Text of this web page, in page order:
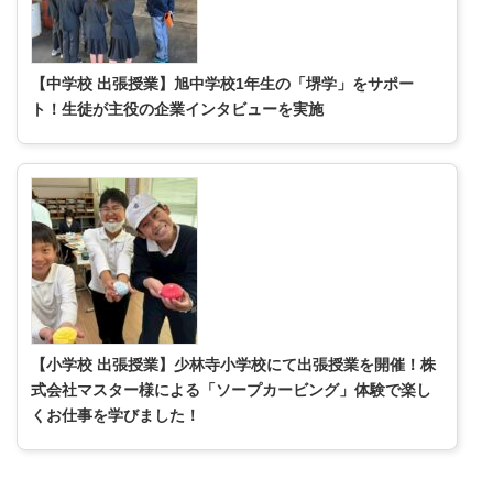
【中学校 出張授業】旭中学校1年生の「堺学」をサポー
ト！生徒が主役の企業インタビューを実施
【小学校 出張授業】少林寺小学校にて出張授業を開催！株
式会社マスター様による「ソープカービング」体験で楽し
くお仕事を学びました！